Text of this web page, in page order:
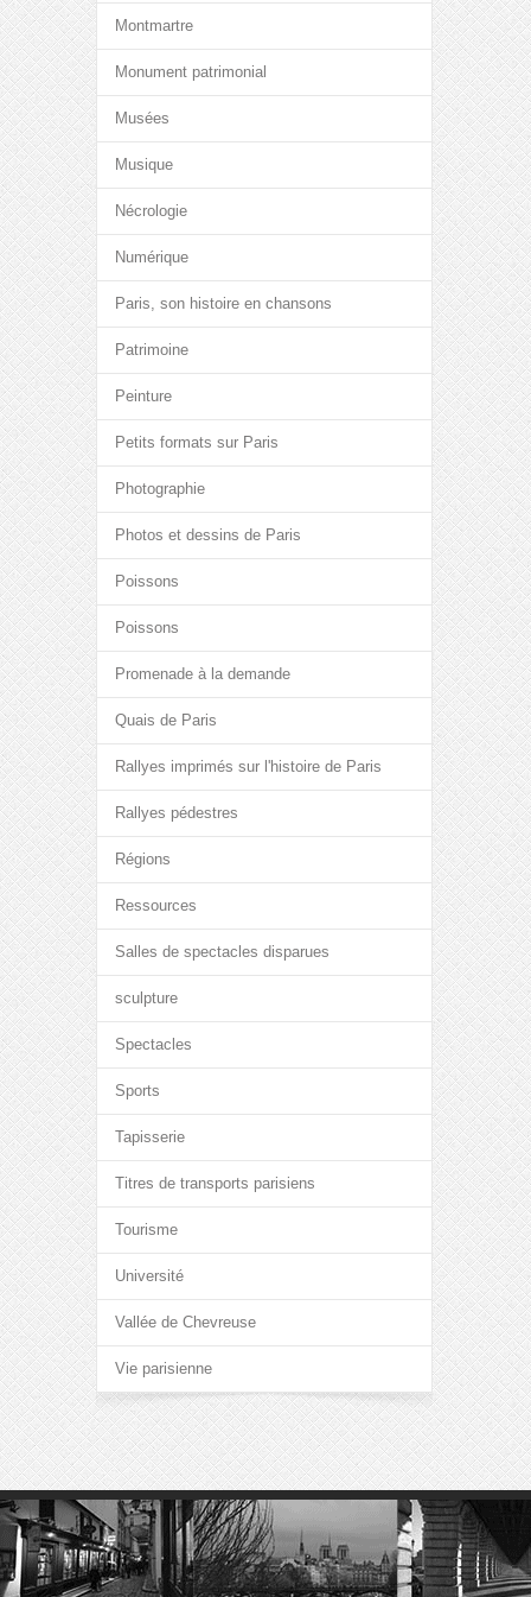
Montmartre
Monument patrimonial
Musées
Musique
Nécrologie
Numérique
Paris, son histoire en chansons
Patrimoine
Peinture
Petits formats sur Paris
Photographie
Photos et dessins de Paris
Poissons
Poissons
Promenade à la demande
Quais de Paris
Rallyes imprimés sur l'histoire de Paris
Rallyes pédestres
Régions
Ressources
Salles de spectacles disparues
sculpture
Spectacles
Sports
Tapisserie
Titres de transports parisiens
Tourisme
Université
Vallée de Chevreuse
Vie parisienne